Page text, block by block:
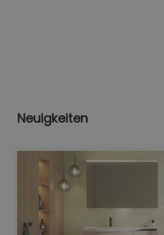
Neuigkeiten